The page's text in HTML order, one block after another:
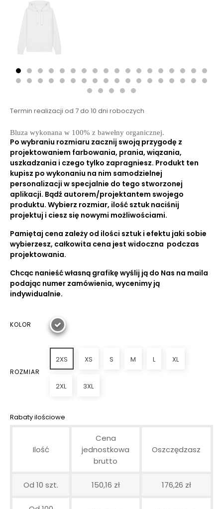
Termin realizacji od 7 do 10 dni roboczych
Bluza wykonana w 100% z bawełny organicznej.
Po wybraniu rozmiaru zacznij swoją przygodę z
projektowaniem farbowania, prania, wiązania,
uszkadzania i czego tylko zapragniesz. Produkt ten
kupisz po wykonaniu na nim samodzielnej
personalizacji w specjalnie do tego stworzonej
aplikacji. Bądź autorem/projektantem swojego
produktu. Wybierz rozmiar, ilość sztuk naciśnij
projektuj i ciesz się nowymi możliwościami.
Pamiętaj cena zależy od ilości sztuk i efektu jaki sobie
wybierzesz, całkowita cena jest widoczna podczas
projektowania.
Chcąc nanieść własną grafikę wyślij ją do Nas na maila
podając numer zamówienia, wycenimy ją
indywidualnie.
KOLOR
ROZMIAR
2XS XS S M L XL
2XL 3XL
Rabaty ilościowe
Ilość
Cena
jednostkowa
brutto
Oszczędzasz
Od 10 szt. 150,16 zł 176,26 zł